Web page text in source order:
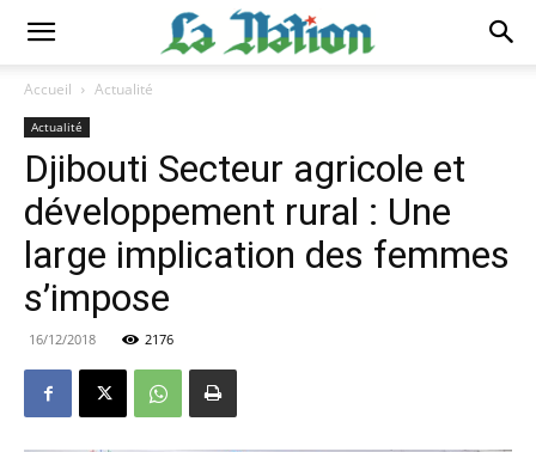
Accueil Actualité
Actualité
Djibouti Secteur agricole et
développement rural : Une
large implication des femmes
s’impose
16/12/2018 2176